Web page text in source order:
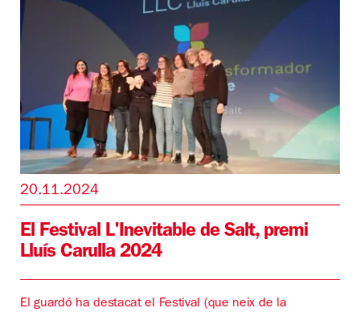
20.11.2024
El Festival L'Inevitable de Salt, premi
Lluís Carulla 2024
El guardó ha destacat el Festival (que neix de la